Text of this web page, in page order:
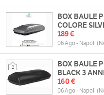
BOX BAULE
COLORE
189 €
06 Ago - Napoli
2
BOX BAULE
BLACK 3
160 €
06 Ago - Napoli